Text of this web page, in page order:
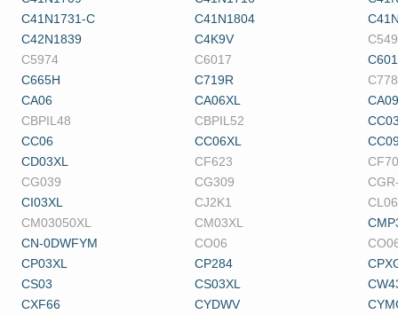
C41N1731-C
C41N1804
C42N1839
C4K9V
C5974
C6017
C665H
C719R
CA06
CA06XL
CA09
CBPIL48
CBPIL52
CC06
CC06XL
CD03XL
CF623
CG039
CG309
CI03XL
CJ2K1
CL06
CM03050XL
CM03XL
CN-0DWFYM
CO06
CP03XL
CP284
CS03
CS03XL
CXF66
CYDWV